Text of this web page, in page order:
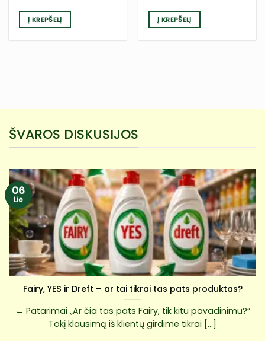
Į KREPŠELĮ Į KREPŠELĮ
ŠVAROS DISKUSIJOS
Fairy, YES ir Dreft – ar tai tikrai tas pats produktas?
← Patarimai „Ar čia tas pats Fairy, tik kitu pavadinimu?“
Tokį klausimą iš klientų girdime tikrai [...]
06
Lie